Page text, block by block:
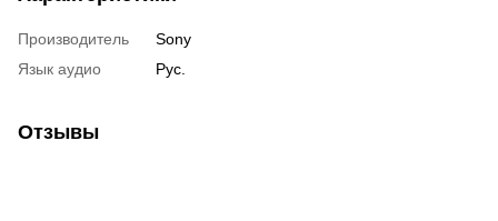
Производитель
Sony
Язык аудио
Рус.
Отзывы